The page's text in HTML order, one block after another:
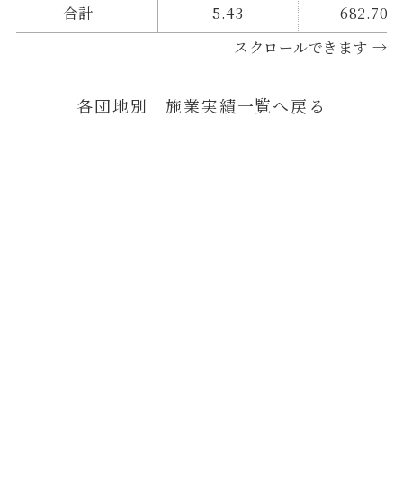
合計
5.43
682.709
スクロールできます →
各団地別 施業実績一覧へ戻る